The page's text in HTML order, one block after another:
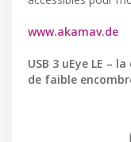
www.akamav.de
USB 3 uEye LE –
de faible